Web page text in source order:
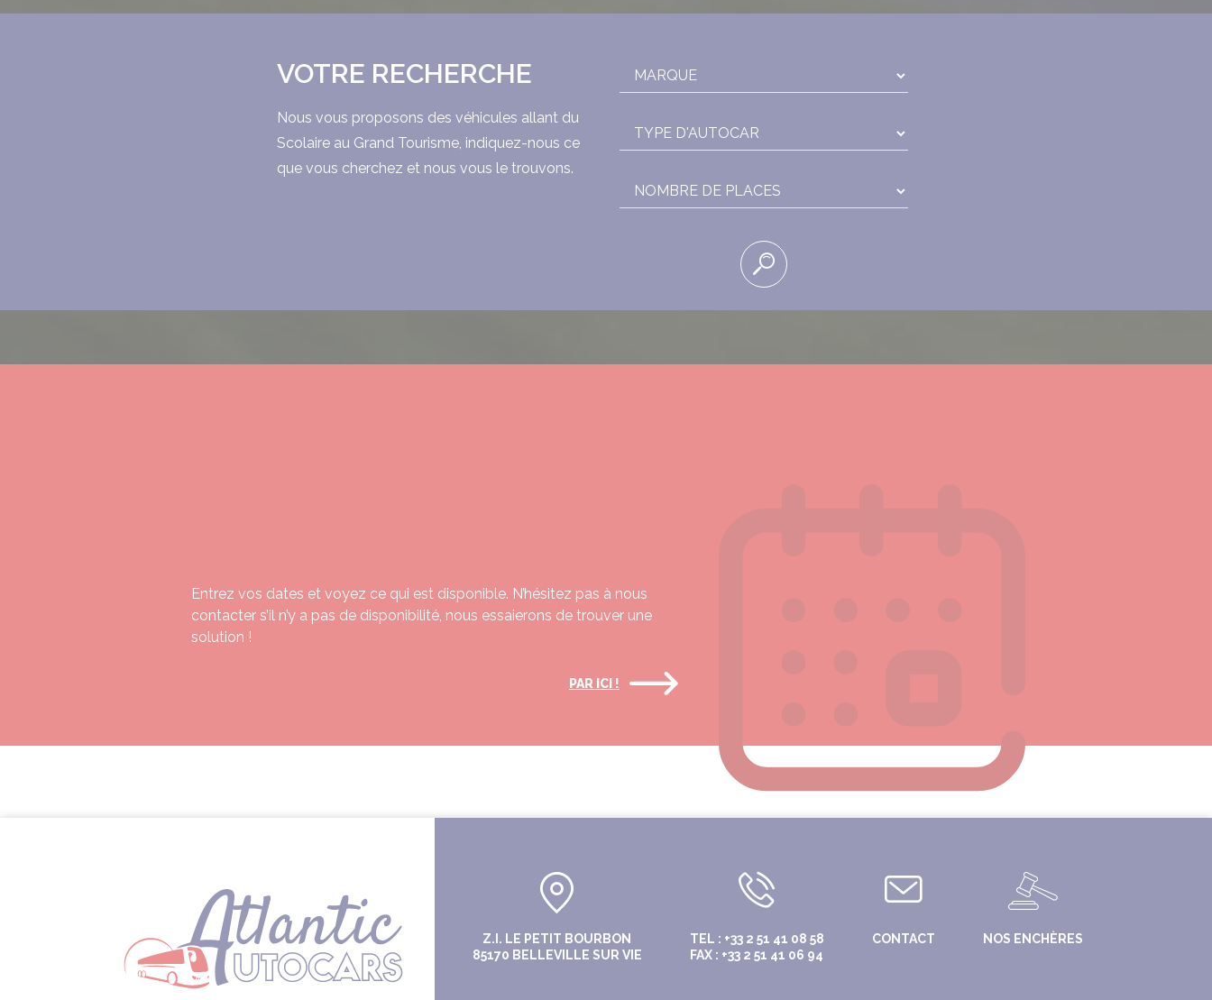
VOTRE RECHERCHE
Nous vous proposons des véhicules allant du
Scolaire au Grand Tourisme, indiquez-nous ce
que vous cherchez et nous vous le trouvons.
MARQUE
TYPE D'AUTOCAR
NOMBRE DE PLACES
Entrez vos dates et voyez ce qui est disponible. N’hésitez pas à nous
contacter s’il n’y a pas de disponibilité, nous essaierons de trouver une
solution !
PAR ICI !
Z.I. LE PETIT BOURBON
85170 BELLEVILLE SUR VIE
TEL : +33 2 51 41 08 58
FAX : +33 2 51 41 06 94
CONTACT NOS ENCHÈRES